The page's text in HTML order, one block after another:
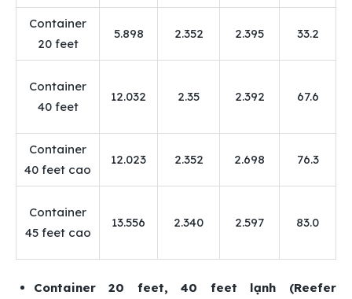
Container
20 feet
5.898 2.352 2.395 33.2
Container
40 feet
12.032 2.35 2.392 67.6
Container
40 feet cao
12.023 2.352 2.698 76.3
Container
45 feet cao
13.556 2.340 2.597 83.0
Container 20 feet, 40 feet lạnh (Reefer